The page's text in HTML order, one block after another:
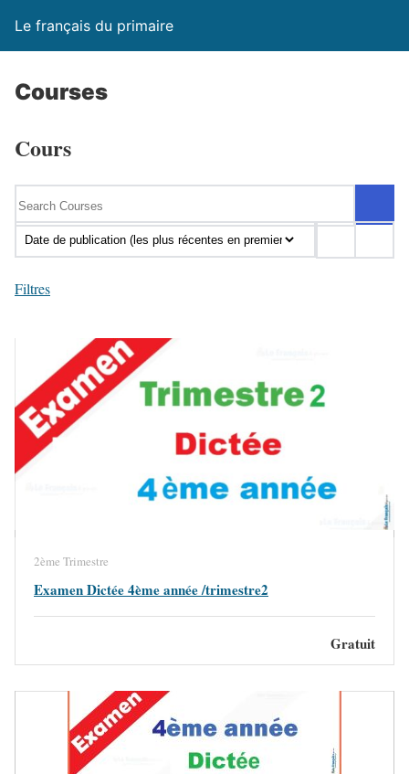
Le français du primaire
Courses
Cours
Filtres
2ème Trimestre
Examen Dictée 4ème année /trimestre2
Gratuit